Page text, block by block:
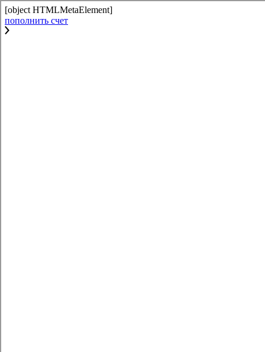
[object HTMLMetaElement]
пополнить счет